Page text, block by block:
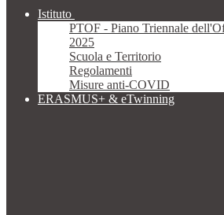
Istituto
PTOF - Piano Triennale
2025
Scuola e Territorio
Regolamenti
Misure anti-COVID
ERASMUS+ & eTwinning